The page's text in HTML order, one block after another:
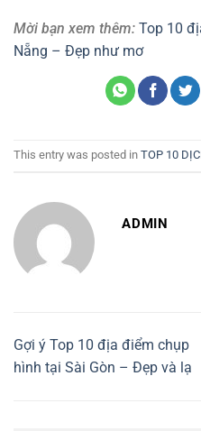
Mời bạn xem thêm: Top 10
Nẵng – Đẹp như mơ
This entry was posted in TOP 10
ADMIN
Gợi ý Top 10 địa điểm chụp
hình tại Sài Gòn – Đẹp và lạ